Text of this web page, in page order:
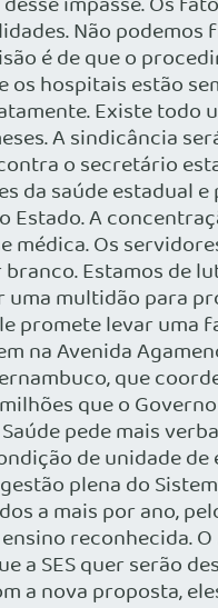
Não
é de que o
os hospitais estão
Existe
A sindicância
o secretário
da saúde estadual
A
Os
Estamos
multidão para
promete levar
na Avenida
que
que o
pede mais
de unidade
plena do
a mais por ano,
reconhecida.
a SES quer serão
a nova proposta,